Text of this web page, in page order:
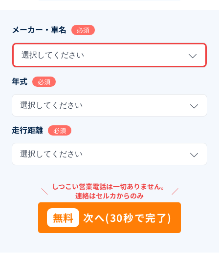
メーカー・車名 必須
選択してください
年式 必須
選択してください
走行距離 必須
選択してください
＼ しつこい営業電話は一切ありません。
連絡はセルカからのみ
／
無料 次へ(30秒で完了)